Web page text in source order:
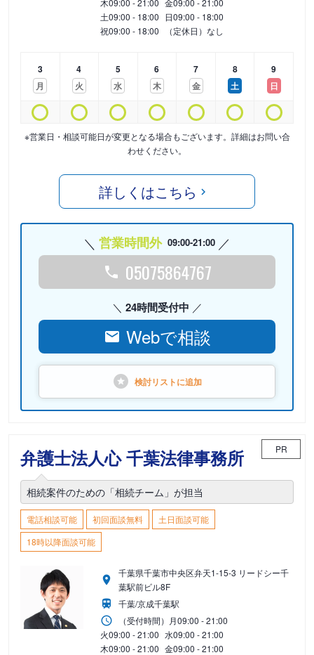
木09:00 - 21:00 金09:00 - 21:00
土09:00 - 18:00 日09:00 - 18:00
祝09:00 - 18:00 （定休日）なし
3
月
4
火
5
水
6
木
7
金
8
土
9
日
※営業日・相談可能日が変更となる場合もございます。詳細はお問い合
わせください。
詳しくはこちら
営業時間外 09:00-21:00
05075864767
24時間受付中
Webで相談
検討リストに追加
弁護士法人心 千葉法律事務所 PR
相続案件のための「相続チーム」が担当
電話相談可能 初回面談無料
土日面談可能
18時以降面談可能
千葉県千葉市中央区弁天1-15-3 リードシー千
葉駅前ビル8F
千葉/京成千葉駅
（受付時間） 月09:00 - 21:00
火09:00 - 21:00 水09:00 - 21:00
木09:00 - 21:00 金09:00 - 21:00